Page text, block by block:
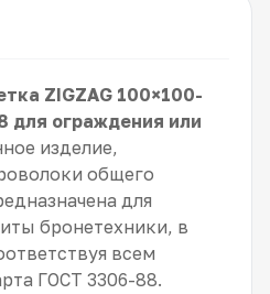
ZIGZAG 100×100-
для ограждения или
изделие,
общего
для
бронетехники, в
всем
ГОСТ 3306-88.